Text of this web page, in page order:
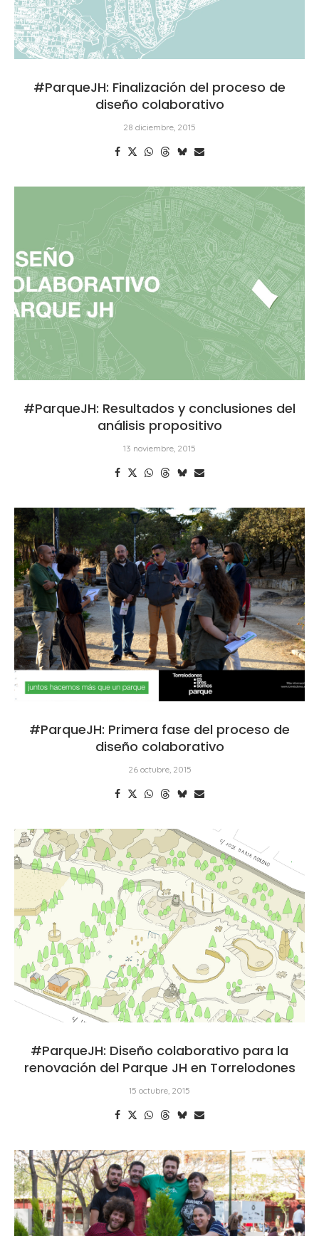
#ParqueJH: Finalización del proceso de
diseño colaborativo
28 diciembre, 2015
#ParqueJH: Resultados y conclusiones del
análisis propositivo
13 noviembre, 2015
#ParqueJH: Primera fase del proceso de
diseño colaborativo
26 octubre, 2015
#ParqueJH: Diseño colaborativo para la
renovación del Parque JH en Torrelodones
15 octubre, 2015